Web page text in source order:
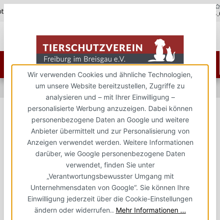
Zum Hauptinhalt springen
- 07451 / 625400 über
Züchterservice Werbebanner Partnerprogramm
LEBENSLANGE PROVISION
Partnerprogramm –
Wir verwenden Cookies und ähnliche Technologien,
um unsere Website bereitzustellen, Zugriffe zu
analysieren und – mit Ihrer Einwilligung –
personalisierte Werbung anzuzeigen. Dabei können
personenbezogene Daten an Google und weitere
Anbieter übermittelt und zur Personalisierung von
Anzeigen verwendet werden. Weitere Informationen
darüber, wie Google personenbezogene Daten
verwendet, finden Sie unter
„Verantwortungsbewusster Umgang mit
Unternehmensdaten von Google“. Sie können Ihre
Einwilligung jederzeit über die Cookie-Einstellungen
ändern oder widerrufen.. Mehr Informationen ...